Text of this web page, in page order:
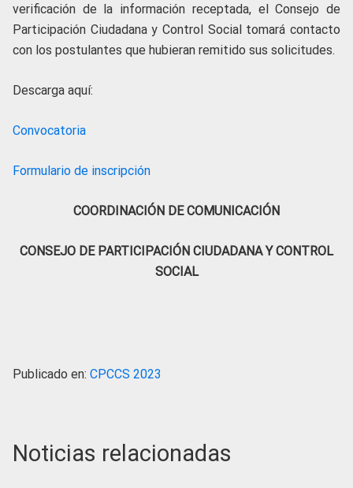
verificación de la información receptada, el Consejo de
Participación Ciudadana y Control Social tomará contacto
con los postulantes que hubieran remitido sus solicitudes.
Descarga aquí:
Convocatoria
Formulario de inscripción
COORDINACIÓN DE COMUNICACIÓN
CONSEJO DE PARTICIPACIÓN CIUDADANA Y CONTROL
SOCIAL
Publicado en: CPCCS 2023
Noticias relacionadas